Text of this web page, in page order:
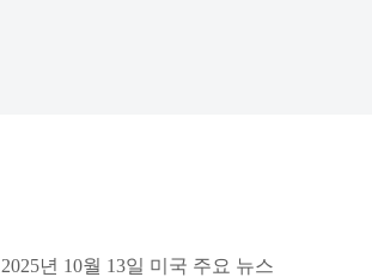
2025년 10월 13일 미국 주요 뉴스